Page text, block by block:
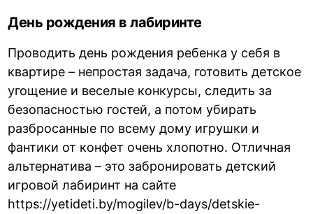
День рождения в лабиринте
Проводить день рождения ребенка у себя в
квартире – непростая задача, готовить детское
угощение и веселые конкурсы, следить за
безопасностью гостей, а потом убирать
разбросанные по всему дому игрушки и
фантики от конфет очень хлопотно. Отличная
альтернатива – это забронировать детский
игровой лабиринт на сайте
https://yetideti.by/mogilev/b-days/detskie-